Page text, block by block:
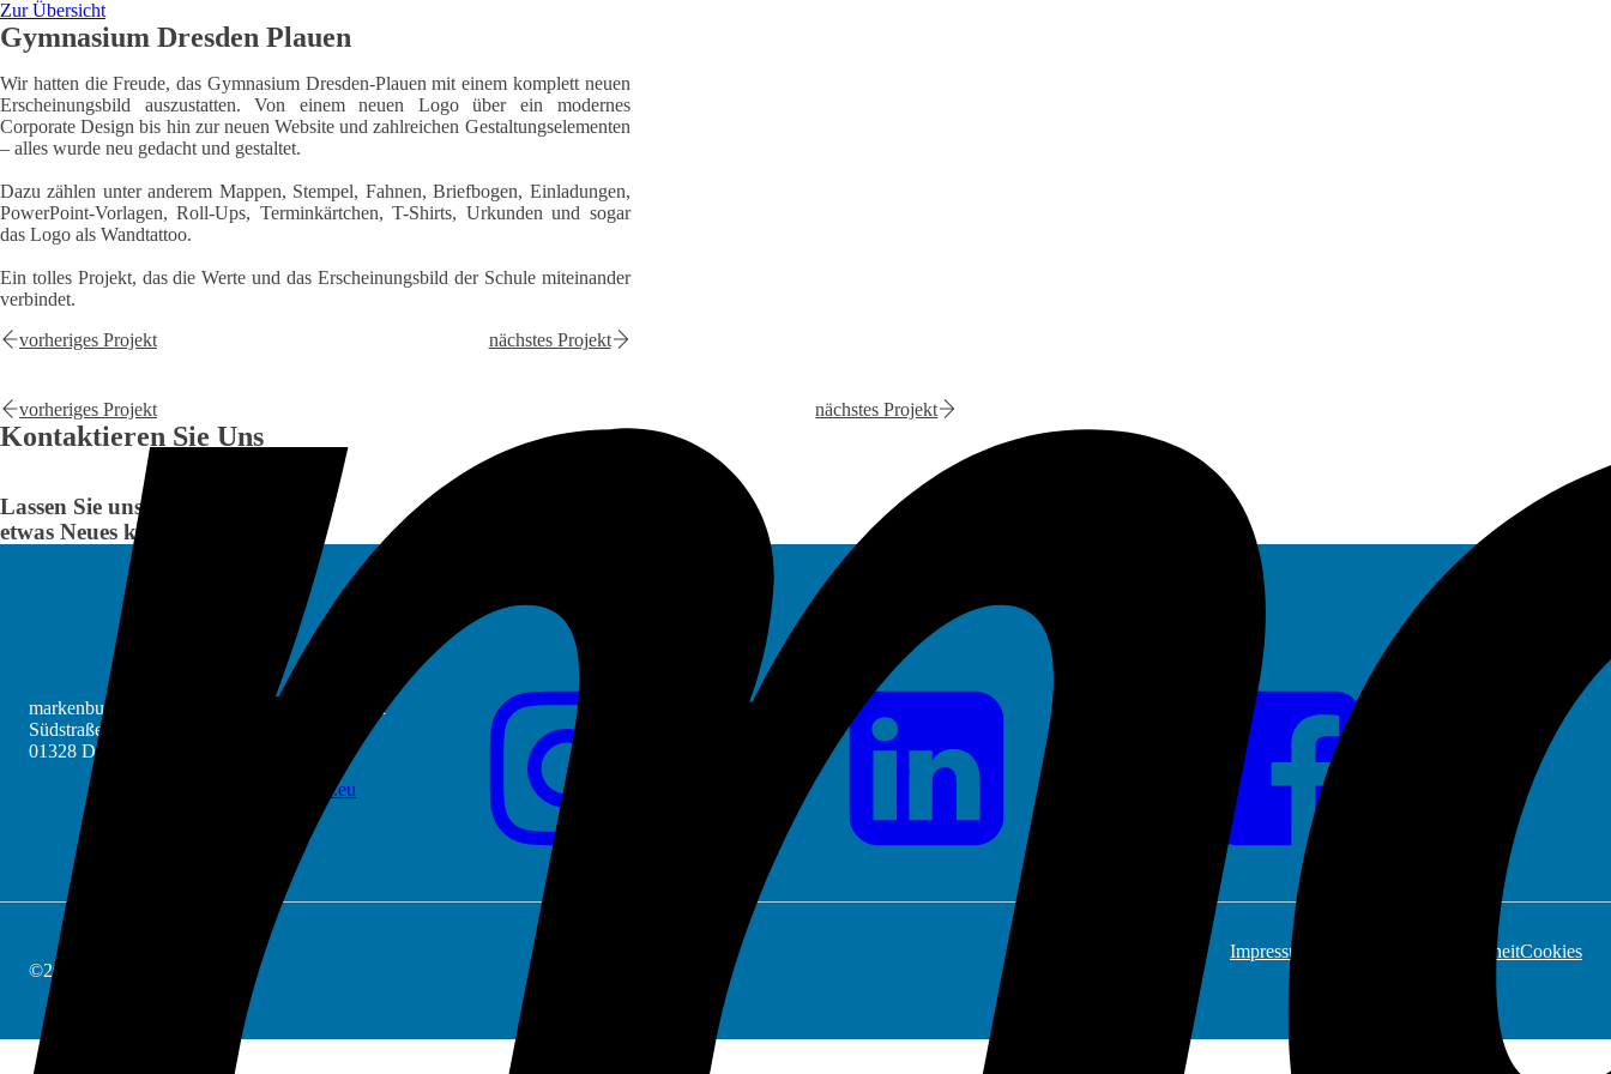
Zur Übersicht
Gymnasium Dresden Plauen
Wir hatten die Freude, das Gymnasium Dresden-Plauen mit einem komplett neuen
Erscheinungsbild auszustatten. Von einem neuen Logo über ein modernes
Corporate Design bis hin zur neuen Website und zahlreichen Gestaltungselementen
– alles wurde neu gedacht und gestaltet.
Dazu zählen unter anderem Mappen, Stempel, Fahnen, Briefbogen, Einladungen,
PowerPoint-Vorlagen, Roll-Ups, Terminkärtchen, T-Shirts, Urkunden und sogar
das Logo als Wandtattoo.
Ein tolles Projekt, das die Werte und das Erscheinungsbild der Schule miteinander
verbindet.
vorheriges Projekt
nächstes Projekt
vorheriges Projekt nächstes Projekt
Kontaktieren Sie Uns
Lassen Sie uns
etwas Neues kreieren.
markenbuero GmbH
Südstraße 18a
01328 Dresden
Kontaktieren Sie uns unter
info@markenbuero.eu
©2025 markenbuero GmbH
Impressum BarrierefreiheitCookies